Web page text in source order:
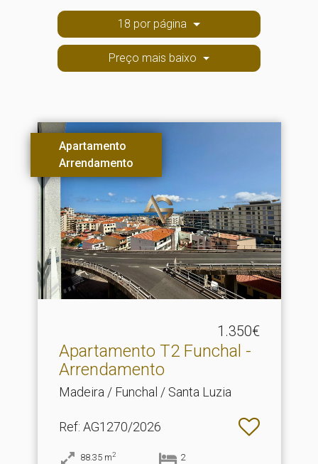
18 por página
Preço mais baixo
Apartamento
Arrendamento
1.350€
Apartamento T2 Funchal -
Arrendamento
Madeira / Funchal / Santa Luzia
Ref: AG1270/2026
88.35 m2 2